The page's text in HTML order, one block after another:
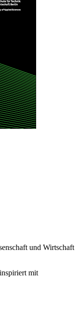
und Wirtschaft
mit